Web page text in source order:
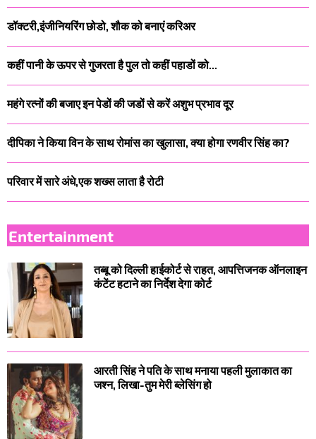
डॉक्टरी,इंजीनियरिंग छोडो, शौक को बनाएं करिअर
कहीं पानी के ऊपर से गुजरता है पुल तो कहीं पहाडों को...
महंगे रत्नों की बजाए इन पेडों की जडों से करें अशुभ प्रभाव दूर
दीपिका ने किया विन के साथ रोमांस का खुलासा, क्या होगा रणवीर सिंह का?
परिवार में सारे अंधे,एक शख्स लाता है रोटी
Entertainment
तब्बू को दिल्ली हाईकोर्ट से राहत, आपत्तिजनक ऑनलाइन
कंटेंट हटाने का निर्देश देगा कोर्ट
आरती सिंह ने पति के साथ मनाया पहली मुलाकात का
जश्न, लिखा-तुम मेरी ब्लेसिंग हो